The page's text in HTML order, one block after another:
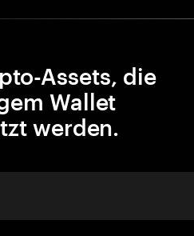
Assets, die
Wallet
werden.